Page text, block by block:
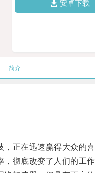
安卓下载
简介
正在迅速赢得大众的喜
彻底改变了人们的工作